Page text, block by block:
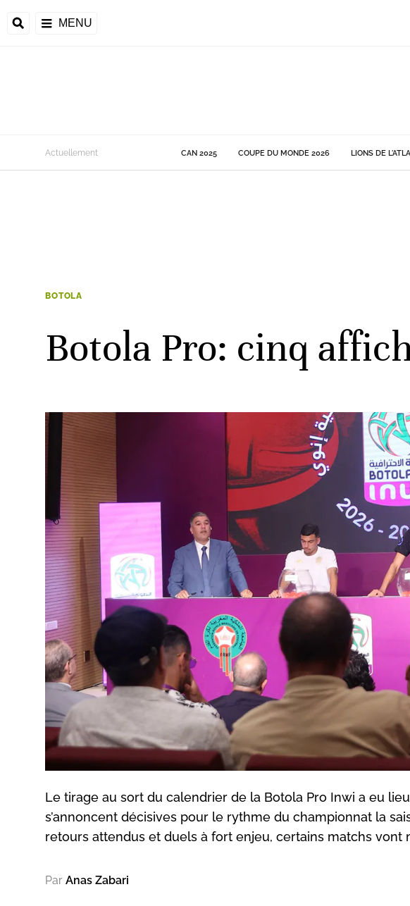
MENU
de la CAF
Actuellement CAN 2025 COUPE DU MONDE 2026 LIONS DE
BOTOLA
Botola Pro: cinq
Le tirage au sort du calendrier de la Botola Pro Inwi a eu
s’annoncent décisives pour le rythme du championnat la
retours attendus et duels à fort enjeu, certains matchs vont
Par Anas Zabari